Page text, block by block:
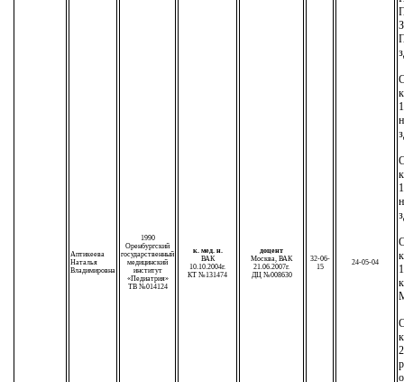
Аптикеева
Наталья
Владимировна
1990
Оренбургский
государственный
медицинский
институт
«Педиатрия»
ТВ №014124
к. мед. н.
ВАК
10.10.2004г.
КТ №131474
доцент
Москва, ВАК
21.06.2007г.
ДЦ №008630
32-06-
15
24-05-04